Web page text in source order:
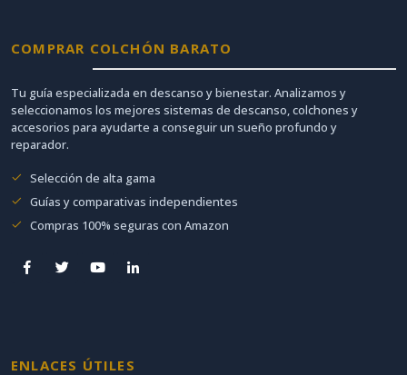
COMPRAR COLCHÓN BARATO
Tu guía especializada en descanso y bienestar. Analizamos y
seleccionamos los mejores sistemas de descanso, colchones y
accesorios para ayudarte a conseguir un sueño profundo y
reparador.
Selección de alta gama
Guías y comparativas independientes
Compras 100% seguras con Amazon
ENLACES ÚTILES